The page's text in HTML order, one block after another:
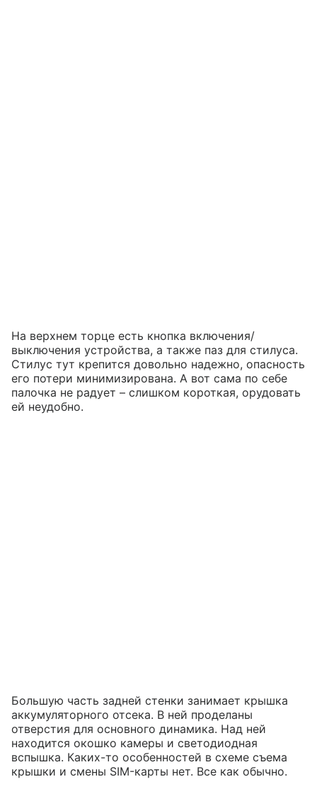
На верхнем торце есть кнопка включения/
выключения устройства, а также паз для стилуса.
Стилус тут крепится довольно надежно, опасность
его потери минимизирована. А вот сама по себе
палочка не радует – слишком короткая, орудовать
ей неудобно.
Большую часть задней стенки занимает крышка
аккумуляторного отсека. В ней проделаны
отверстия для основного динамика. Над ней
находится окошко камеры и светодиодная
вспышка. Каких-то особенностей в схеме съема
крышки и смены SIM-карты нет. Все как обычно.